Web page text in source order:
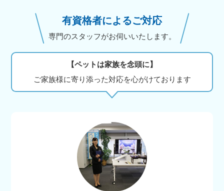
有資格者によるご対応
専門のスタッフがお伺いいたします。
【ペットは家族を念頭に】
ご家族様に寄り添った対応を心がけております